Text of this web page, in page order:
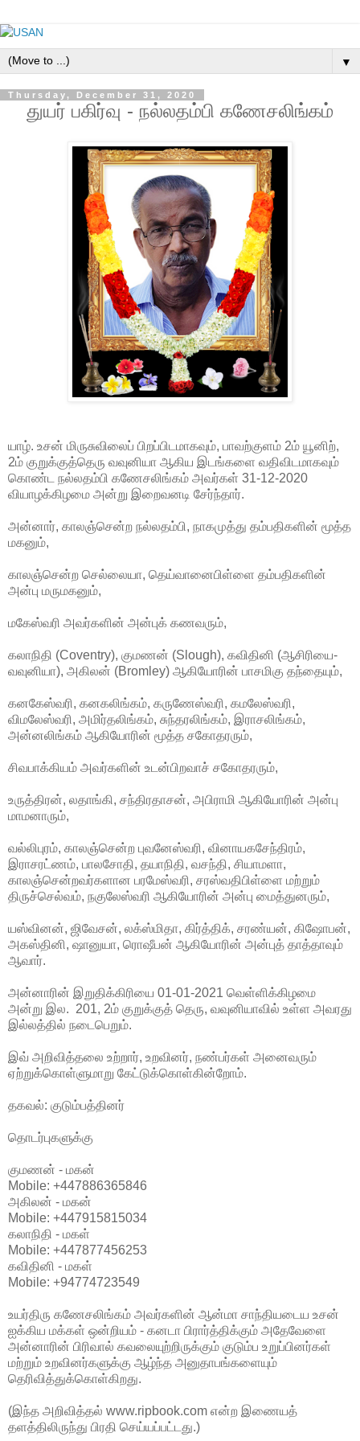
▼
Thursday, December 31, 2020
துயர் பகிர்வு - நல்லதம்பி கணேசலிங்கம்
யாழ். உசன் மிருசுவிலைப் பிறப்பிடமாகவும், பாவற்குளம் 2ம் யூனிற்,
2ம் குறுக்குத்தெரு வவுனியா ஆகிய இடங்களை வதிவிடமாகவும்
கொண்ட நல்லதம்பி கணேசலிங்கம் அவர்கள் 31-12-2020
வியாழக்கிழமை அன்று இறைவனடி சேர்ந்தார்.
அன்னார், காலஞ்சென்ற நல்லதம்பி, நாகமுத்து தம்பதிகளின் மூத்த
மகனும்,
காலஞ்சென்ற செல்லையா, தெய்வானைபிள்ளை தம்பதிகளின்
அன்பு மருமகனும்,
மகேஸ்வரி அவர்களின் அன்புக் கணவரும்,
கலாநிதி (Coventry), குமணன் (Slough), கவிதினி (ஆசிரியை-
வவுனியா), அகிலன் (Bromley) ஆகியோரின் பாசமிகு தந்தையும்,
கனகேஸ்வரி, கனகலிங்கம், கருணேஸ்வரி, கமலேஸ்வரி,
விமலேஸ்வரி, அமிர்தலிங்கம், சுந்தரலிங்கம், இராசலிங்கம்,
அன்னலிங்கம் ஆகியோரின் மூத்த சகோதரரும்,
சிவபாக்கியம் அவர்களின் உடன்பிறவாச் சகோதரரும்,
உருத்திரன், லதாங்கி, சந்திரதாசன், அபிராமி ஆகியோரின் அன்பு
மாமனாரும்,
வல்லிபுரம், காலஞ்சென்ற புவனேஸ்வரி, வினாயகசேந்திரம்,
இராசரட்ணம், பாலசோதி, தயாநிதி, வசந்தி, சியாமளா,
காலஞ்சென்றவர்களான பரமேஸ்வரி, சரஸ்வதிபிள்ளை மற்றும்
திருச்செல்வம், நகுலேஸ்வரி ஆகியோரின் அன்பு மைத்துனரும்,
யஸ்வினன், ஜிவேசன், லக்ஸ்மிதா, கிர்த்திக், சரண்யன், கிஷோபன்,
அகஸ்தினி, ஷானுயா, ரொஷீபன் ஆகியோரின் அன்புத் தாத்தாவும்
ஆவார்.
அன்னாரின் இறுதிக்கிரியை 01-01-2021 வெள்ளிக்கிழமை
அன்று இல. 201, 2ம் குறுக்குத் தெரு, வவுனியாவில் உள்ள அவரது
இல்லத்தில் நடைபெறும்.
இவ் அறிவித்தலை உற்றார், உறவினர், நண்பர்கள் அனைவரும்
ஏற்றுக்கொள்ளுமாறு கேட்டுக்கொள்கின்றோம்.
தகவல்: குடும்பத்தினர்
தொடர்புகளுக்கு
குமணன் - மகன்
Mobile: +447886365846
அகிலன் - மகன்
Mobile: +447915815034
கலாநிதி - மகள்
Mobile: +447877456253
கவிதினி - மகள்
Mobile: +94774723549
உயர்திரு கணேசலிங்கம் அவர்களின் ஆன்மா சாந்தியடைய உசன்
ஐக்கிய மக்கள் ஒன்றியம் - கனடா பிரார்த்திக்கும் அதேவேளை
அன்னாரின் பிரிவால் கவலையுற்றிருக்கும் குடும்ப உறுப்பினர்கள்
மற்றும் உறவினர்களுக்கு ஆழ்ந்த அனுதாபங்களையும்
தெரிவித்துக்கொள்கிறது.
(இந்த அறிவித்தல் www.ripbook.com என்ற இணையத்
தளத்திலிருந்து பிரதி செய்யப்பட்டது.)